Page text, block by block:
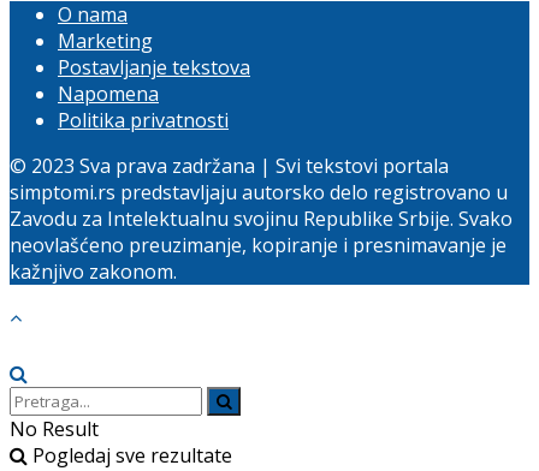
O nama
Marketing
Postavljanje tekstova
Napomena
Politika privatnosti
© 2023 Sva prava zadržana | Svi tekstovi portala
simptomi.rs predstavljaju autorsko delo registrovano u
Zavodu za Intelektualnu svojinu Republike Srbije. Svako
neovlašćeno preuzimanje, kopiranje i presnimavanje je
kažnjivo zakonom.
No Result
Pogledaj sve rezultate